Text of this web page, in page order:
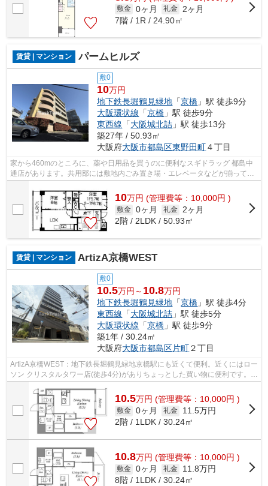
敷金 0ヶ月 礼金
2ヶ月
7階 / 1R / 24.90㎡
賃貸 | マンション パームヒルズ
敷0
10万円
地下鉄長堀鶴見緑地 「京橋 」駅 徒歩9分
大阪環状線 「京橋 」駅 徒歩9分
東西線 「大阪城北詰 」駅 徒歩13分
築27年 / 50.93㎡
大阪府大阪市都島区東野田町４丁目
家から460mのところに、薬や日用品を買うのに便利なスギドラッグ 都島中
通店があります。共用部には敷地内ごみ置き場・エレベータなどが揃ってお
ります。防犯対策もバッチリなマンショ...
10万円 (管理費等：10,000円 )
敷金 0ヶ月 礼金 2ヶ月
2階 / 2LDK / 50.93㎡
賃貸 | マンション ArtizA京橋WEST
敷0
10.5万円～ 10.8万円
地下鉄長堀鶴見緑地 「京橋 」駅 徒歩4分
東西線 「大阪城北詰 」駅 徒歩5分
大阪環状線 「京橋 」駅 徒歩9分
築1年 / 30.24㎡
大阪府大阪市都島区片町２丁目
ArtizA京橋WEST：地下鉄長堀鶴見緑地京橋駅にも近くて便利。近くにはロー
ソン クリスタルタワー店(徒歩4分)がありちょっとした買い物に便利です。共
用部にはエレベータ・敷地内ごみ置...
10.5万円 (管理費等：10,000円 )
敷金 0ヶ月 礼金
11.5万円
2階 / 1LDK / 30.24㎡
10.8万円 (管理費等：10,000円 )
敷金 0ヶ月 礼金
11.8万円
8階 / 1LDK / 30.24㎡